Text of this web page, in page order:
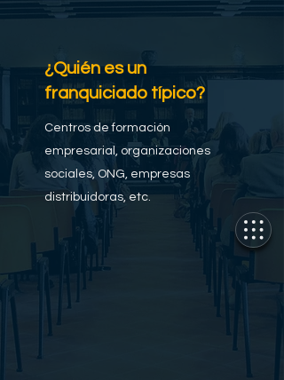
¿Quién es un
franquiciado típico?
Centros de formación
empresarial, organizaciones
sociales, ONG, empresas
distribuidoras, etc.